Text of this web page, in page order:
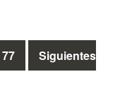
77 Siguientes